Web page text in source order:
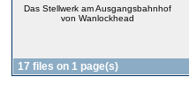
Das Stellwerk am Ausgangsbahnhof
von Wanlockhead
17 files on 1 page(s)